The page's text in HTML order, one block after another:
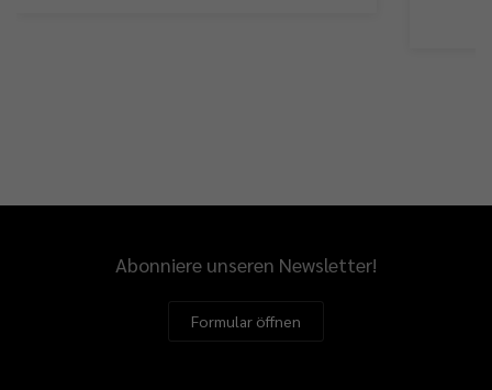
Abonniere unseren Newsletter!
Formular öffnen